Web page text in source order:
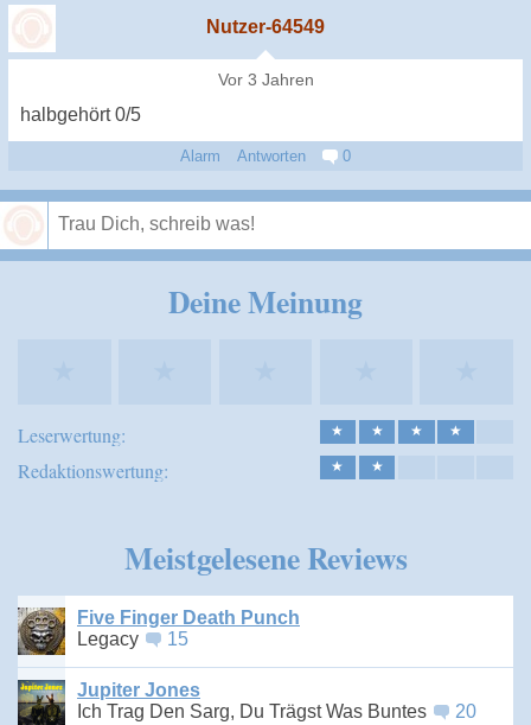
Nutzer-64549
Vor 3 Jahren
halbgehört 0/5
Alarm Antworten 0
Deine Meinung
Leserwertung: ★ ★ ★ ★
Redaktionswertung: ★ ★
Meistgelesene Reviews
Five Finger Death Punch
Legacy
15
Jupiter Jones
Ich Trag Den Sarg, Du Trägst Was Buntes
20